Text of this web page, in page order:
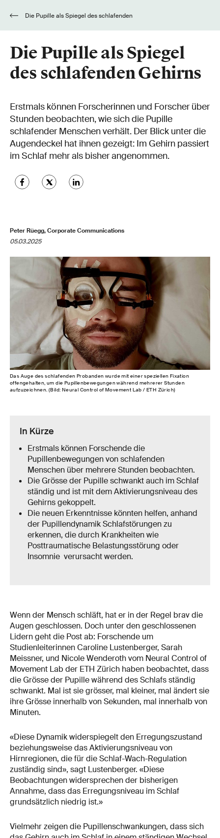
Die Pupille als Spiegel
des schlafenden Gehirns
Erstmals können Forscherinnen und Forscher über
Stunden beobachten, wie sich die Pupille
schlafender Menschen verhält. Der Blick unter die
Augendeckel hat ihnen gezeigt: Im Gehirn passiert
im Schlaf mehr als bisher angenommen.
Peter Rüegg, Corporate Communications
05.03.2025
Das Auge des schlafenden Probanden wurde mit einer speziellen Fixation
offengehalten, um die Pupillenbewegungen während mehrerer Stunden
aufzuzeichnen. (Bild: Neural Control of Movement Lab / ETH Zürich)
In Kürze
Erstmals können Forschende die
Pupillenbewegungen von schlafenden
Menschen über mehrere Stunden beobachten.
Die Grösse der Pupille schwankt auch im Schlaf
ständig und ist mit dem Aktivierungsniveau des
Gehirns gekoppelt.
Die neuen Erkenntnisse könnten helfen, anhand
der Pupillendynamik Schlafstörungen zu
erkennen, die durch Krankheiten wie
Posttraumatische Belastungsstörung oder
Insomnie verursacht werden.
Wenn der Mensch schläft, hat er in der Regel brav die
Augen geschlossen. Doch unter den geschlossenen
Lidern geht die Post ab: Forschende um
Studienleiterinnen Caroline Lustenberger, Sarah
Meissner, und Nicole Wenderoth vom Neural Control of
Movement Lab der ETH Zürich haben beobachtet, dass
die Grösse der Pupille während des Schlafs ständig
schwankt. Mal ist sie grösser, mal kleiner, mal ändert sie
ihre Grösse innerhalb von Sekunden, mal innerhalb von
Minuten.
«Diese Dynamik widerspiegelt den Erregungszustand
beziehungsweise das Aktivierungsniveau von
Hirnregionen, die für die Schlaf-Wach-Regulation
zuständig sind», sagt Lustenberger. «Diese
Beobachtungen widersprechen der bisherigen
Annahme, dass das Erregungsniveau im Schlaf
grundsätzlich niedrig ist.»
Vielmehr zeigen die Pupillenschwankungen, dass sich